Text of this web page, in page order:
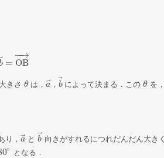
= OB
−→
−
b → =OB→
きさθ
θは，a⃗ ， b ⃗
a→ ，b→
によって決まる．このθ
θを，
り， a
a→とb⃗
b →
向きがすれるにつれだんだん大きく
∘
∘ となる．